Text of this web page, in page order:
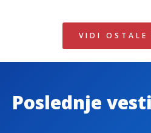
VIDI OSTALE
Poslednje vesti